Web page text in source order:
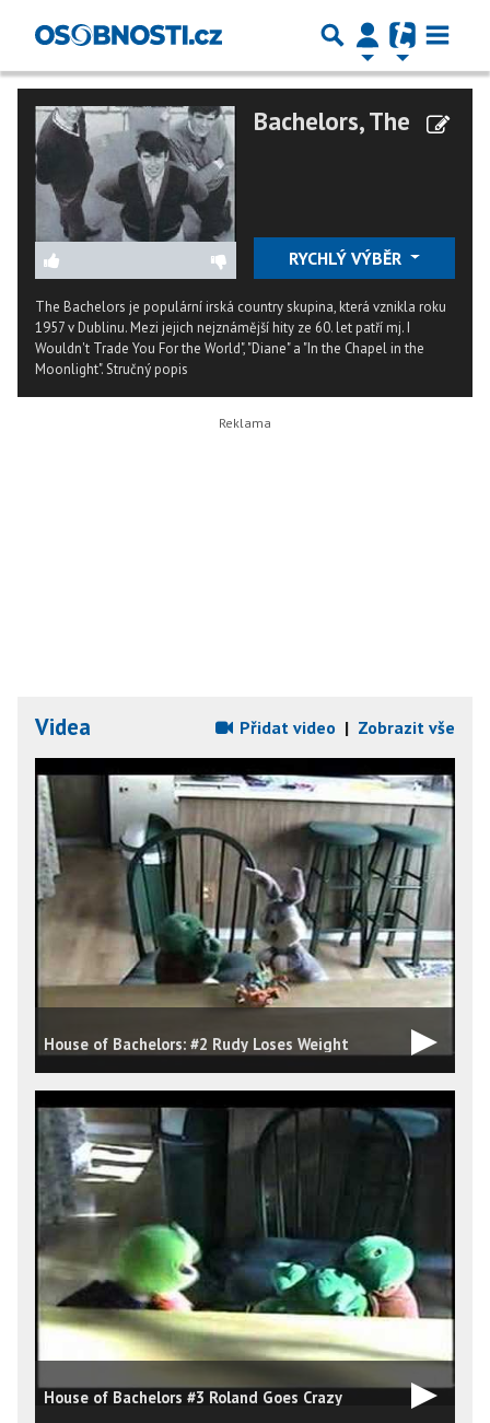
Bachelors, The
RYCHLÝ VÝBĚR
The Bachelors je populární irská country skupina, která vznikla roku
1957 v Dublinu. Mezi jejich nejznámější hity ze 60. let patří mj. I
Wouldn't Trade You For the World", "Diane" a "In the Chapel in the
Moonlight".Stručný popis
Videa Přidat video | Zobrazit vše
House of Bachelors: #2 Rudy Loses Weight
House of Bachelors #3 Roland Goes Crazy